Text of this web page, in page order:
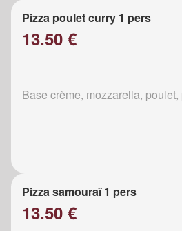
Pizza poulet curry 1 pers
13.50 €
Base crème, mozzarella,
Pizza samouraï 1 pers
13.50 €